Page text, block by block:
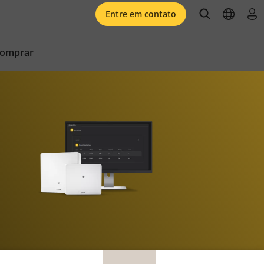
Entre em contato openopen